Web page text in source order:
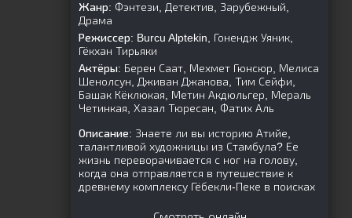
Жанр: Фэнтези, Детектив, Зарубежный,
Драма
Режиссер: Burcu Alptekin, Гонендж Уяник,
Гёкхан Тирьяки
Актёры: Берен Саат, Мехмет Гюнсюр, Мелиса
Шенолсун, Дживан Джанова, Тим Сейфи,
Башак Кёклюкая, Метин Акдюльгер, Мераль
Четинкая, Хазал Тюресан, Фатих Аль
Описание: Знаете ли вы историю Атийе,
талантливой художницы из Стамбула? Ее
жизнь переворачивается с ног на голову,
когда она отправляется в путешествие к
древнему комплексу Гёбекли-Пеке в поисках